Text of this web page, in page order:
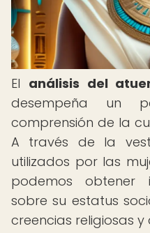
El análisis del
desempeña un
comprensión de la
A través de la
utilizados por las
podemos obtener
sobre su estatus
creencias religiosas